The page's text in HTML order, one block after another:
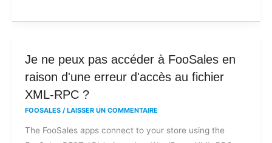
Je ne peux pas accéder à FooSales en
raison d'une erreur d'accès au fichier
XML-RPC ?
FOOSALES / LAISSER UN COMMENTAIRE
The FooSales apps connect to your store using the
Je
ne
à